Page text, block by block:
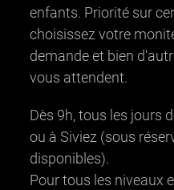
enfants. Priorité sur
choisissez votre
demande et bien
vous attendent.
Dès 9h, tous les jours
ou à Siviez (sous
disponibles).
Pour tous les niveaux